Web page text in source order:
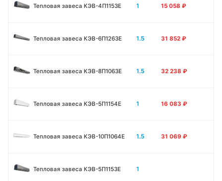
Тепловая завеса КЭВ-4П1153E 1 15 058 ₽
Тепловая завеса КЭВ-6П1263E 1.5 31 852 ₽
Тепловая завеса КЭВ-8П1063E 1.5 32 238 ₽
Тепловая завеса КЭВ-5П1154E 1 16 083 ₽
Тепловая завеса КЭВ-10П1064E 1.5 31 069 ₽
Тепловая завеса КЭВ-5П1153E 1